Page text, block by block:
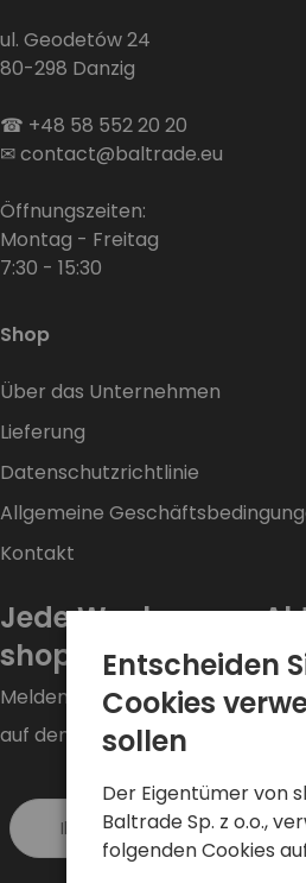
ul. Geodetów 24
80-298 Danzig
☎ +48 58 552 20 20
✉contact@baltrade.eu
Öffnungszeiten:
Montag - Freitag
7:30 - 15:30
Shop
Über das Unternehmen
Lieferung
Datenschutzrichtlinie
Allgemeine
Kontakt
Jede Woche neue
shop.baltrade.eu!
Melden Sie sich für den
auf dem Laufenden.
Entscheiden
Cookies
sollen
Der Eigentümer von
Baltrade Sp. z o.o.,
folgenden Cookies